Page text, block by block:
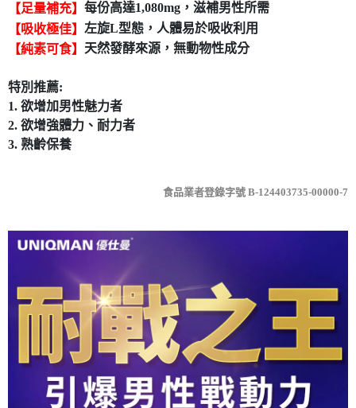
【足量補充】 每份高達1,080mg，滋補男性所需
【吸收極佳】 左旋L型態，人體易於吸收利用
【純素可食】 天然發酵來源，無動物性成分
特別推薦:
1. 欲增加男性魅力者
2. 欲增強體力、耐力者
3. 熟齡保養
食品業者登錄字號 B-124403735-00000-7